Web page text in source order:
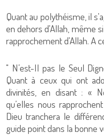
Quant au polythéisme, il
en dehors d'Allah, même
rapprochement d'Allah. A
" N’est-Il pas le Seul
Quant à ceux qui ont
divinités, en disant : «
qu’elles nous
Dieu tranchera le
guide point dans la bonne